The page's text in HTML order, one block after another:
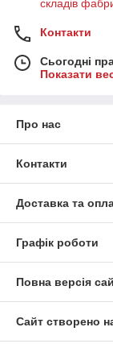
складів
Контакти
Сьогодні
Показати
Про нас
Контакти
Доставка та
Графік роботи
Повна версія
Сайт створено